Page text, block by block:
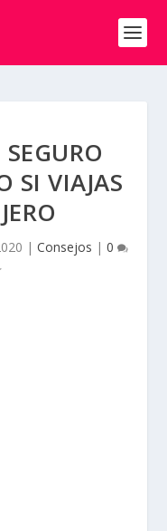
SI VIAJAS
| Consejos | 0